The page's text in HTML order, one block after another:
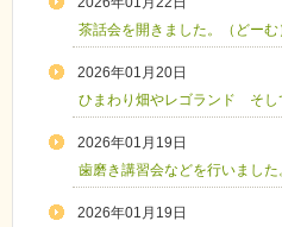
茶話会を開きました。（どーむ
2026年01月20日
ひまわり畑やレゴランド そし
2026年01月19日
歯磨き講習会などを行いました
2026年01月19日